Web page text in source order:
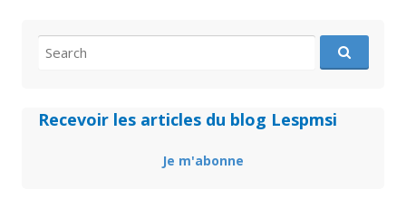
for:
Recevoir les articles du blog Lespmsi
Je m'abonne